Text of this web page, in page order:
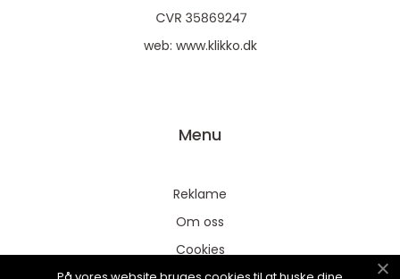
web: www.klikko.dk
Menu
Reklame
Om oss
Cookies